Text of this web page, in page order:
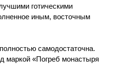
готическими
иным, восточным
самодостаточна.
маркой «Погреб монастыря